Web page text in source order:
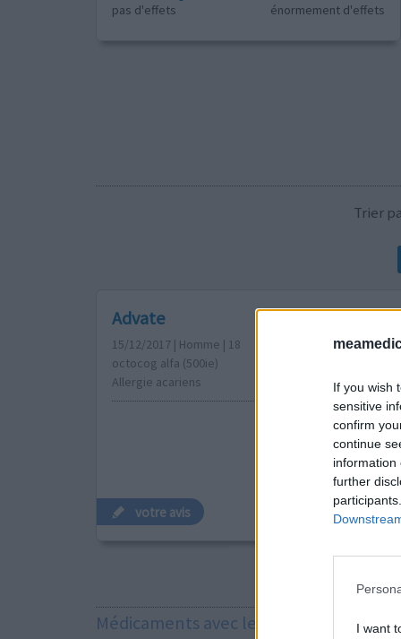
If you wish
sensitive
confirm
continue
information
further
I want
pas d'effets énormement d'effets
Trier
Advate
15/12/2017 | Homme | 18
octocog alfa (500ie)
Allergie acariens
votre avis
Médicaments avec le plus grand